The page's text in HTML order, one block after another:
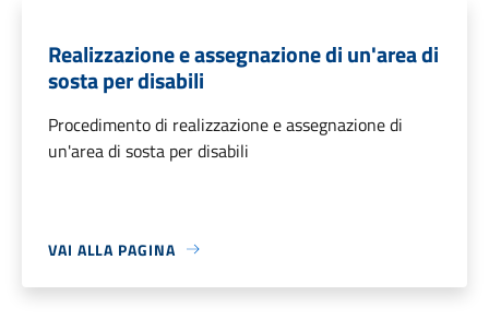
Realizzazione e assegnazione di un'area di
sosta per disabili
Procedimento di realizzazione e assegnazione di
un'area di sosta per disabili
VAI ALLA PAGINA